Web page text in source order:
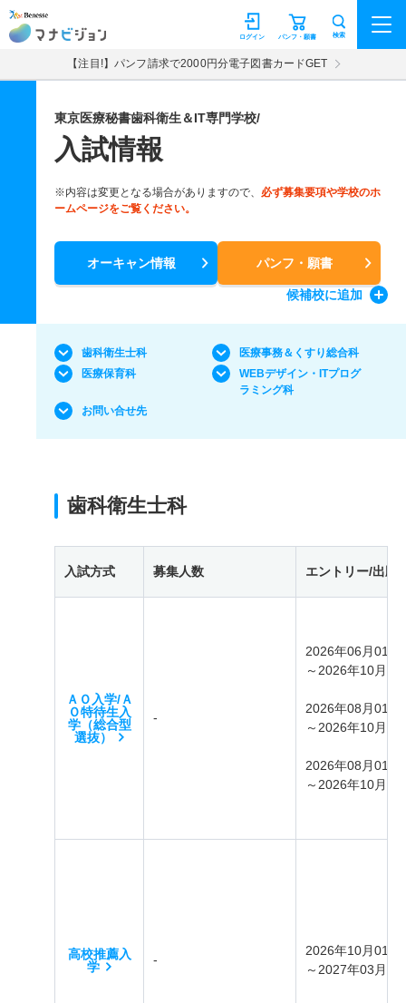
マナビジョン パンフ・願書
ログイン 検索
【注目!】パンフ請求で2000円分電子図書カードGET
東京医療秘書歯科衛生＆IT専門学校/
入試情報
※内容は変更となる場合がありますので、 必ず募集要項や学校のホ
ームページをご覧ください。
オーキャン情報 パンフ・願書
候補校に追加
歯科衛生士科
医療事務＆くすり総合科
医療保育科
WEBデザイン・ITプログ
ラミング科
お問い合せ先
歯科衛生士科
入試方式 募集人数 エントリー/出願
ＡＯ入学/Ａ
Ｏ特待生入
学（総合型
選抜）
-
2026年06月01日
～2026年10月31
2026年08月01日
～2026年10月31
2026年08月01日
～2026年10月09
高校推薦入
学
-
2026年10月01日
～2027年03月31